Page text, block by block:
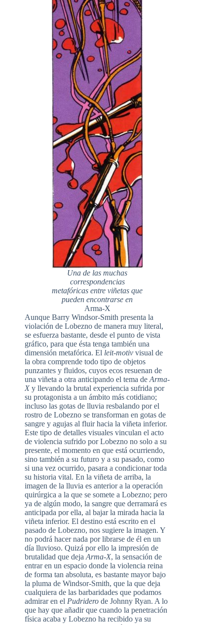
Una de las muchas
correspondencias
metafóricas entre viñetas que
pueden encontrarse en
Arma-X
Aunque Barry Windsor-Smith presenta la
violación de Lobezno de manera muy literal,
se esfuerza bastante, desde el punto de vista
gráfico, para que ésta tenga también una
dimensión metafórica. El leit-motiv visual de
la obra comprende todo tipo de objetos
punzantes y fluidos, cuyos ecos resuenan de
una viñeta a otra anticipando el tema de Arma-
X y llevando la brutal experiencia sufrida por
su protagonista a un ámbito más cotidiano;
incluso las gotas de lluvia resbalando por el
rostro de Lobezno se transforman en gotas de
sangre y agujas al fluir hacia la viñeta inferior.
Este tipo de detalles visuales vinculan el acto
de violencia sufrido por Lobezno no solo a su
presente, el momento en que está ocurriendo,
sino también a su futuro y a su pasado, como
si una vez ocurrido, pasara a condicionar toda
su historia vital. En la viñeta de arriba, la
imagen de la lluvia es anterior a la operación
quirúrgica a la que se somete a Lobezno; pero
ya de algún modo, la sangre que derramará es
anticipada por ella, al bajar la mirada hacia la
viñeta inferior. El destino está escrito en el
pasado de Lobezno, nos sugiere la imagen. Y
no podrá hacer nada por librarse de él en un
día lluvioso. Quizá por ello la impresión de
brutalidad que deja Arma-X, la sensación de
entrar en un espacio donde la violencia reina
de forma tan absoluta, es bastante mayor bajo
la pluma de Windsor-Smith, que la que deja
cualquiera de las barbaridades que podamos
admirar en el Pudridero de Johnny Ryan. A lo
que hay que añadir que cuando la penetración
física acaba y Lobezno ha recibido ya su